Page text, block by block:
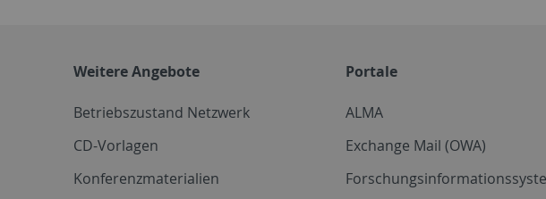
Weitere Angebote
Betriebszustand Netzwerk
CD-Vorlagen
Konferenzmaterialien
Portale
ALMA
Exchange Mail (OWA)